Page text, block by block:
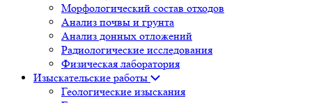
Морфологический состав отходов
Анализ почвы и грунта
Анализ донных отложений
Радиологические исследования
Физическая лаборатория
Изыскательские работы
Геологические изыскания